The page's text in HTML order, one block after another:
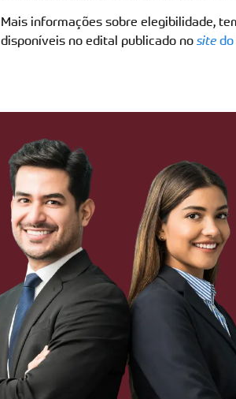
Mais informações sobre elegibilidade,
disponíveis no edital publicado no site do